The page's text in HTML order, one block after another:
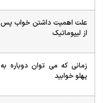
علت اهمیت داشتن خواب پس
از لیپوماتیک
زمانی که می توان دوباره به
پهلو خوابید